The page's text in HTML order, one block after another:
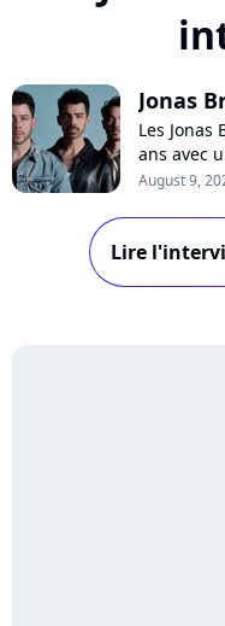
Jonas
Les
ans avec
album !
défis dans
August 9,
Lire